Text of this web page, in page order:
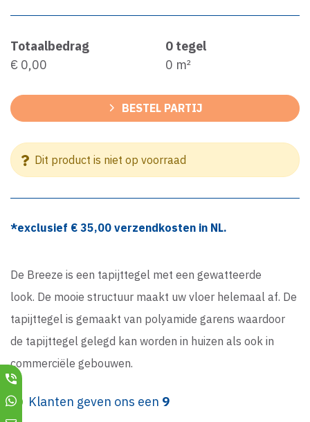
Totaalbedrag
€ 0,00
0 tegel
0 m²
BESTEL PARTIJ
Dit product is niet op voorraad
*exclusief € 35,00 verzendkosten in NL.
De Breeze is een tapijttegel met een gewatteerde
look. De mooie structuur maakt uw vloer helemaal af. De
tapijttegel is gemaakt van polyamide garens waardoor
de tapijttegel gelegd kan worden in huizen als ook in
commerciële gebouwen.
Klanten geven ons een 9